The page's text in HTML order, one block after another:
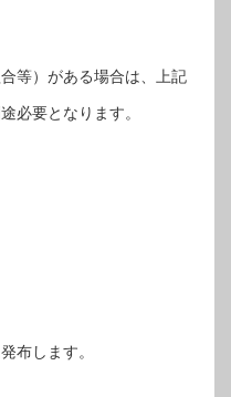
等）がある場合は、上記
必要となります。
布します。